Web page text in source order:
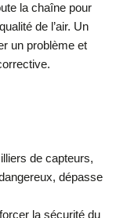
la chaîne pour
de l’air. Un
un problème et
de capteurs,
dépasse
la sécurité du